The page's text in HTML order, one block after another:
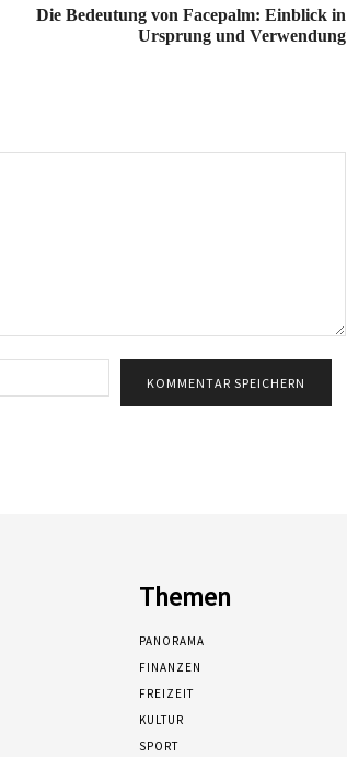
Die Bedeutung von Facepalm: Einblick in
Ursprung und Verwendung
Mail:*
Themen
PANORAMA
FINANZEN
FREIZEIT
KULTUR
SPORT